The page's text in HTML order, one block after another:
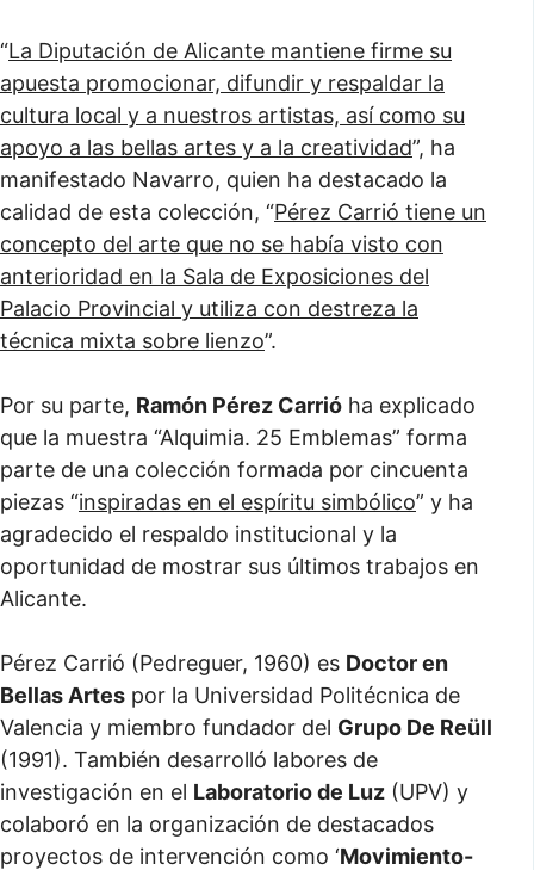
“La Diputación de Alicante mantiene firme su
apuesta promocionar, difundir y respaldar la
cultura local y a nuestros artistas, así como su
apoyo a las bellas artes y a la creatividad”, ha
manifestado Navarro, quien ha destacado la
calidad de esta colección, “Pérez Carrió tiene un
concepto del arte que no se había visto con
anterioridad en la Sala de Exposiciones del
Palacio Provincial y utiliza con destreza la
técnica mixta sobre lienzo”.
Por su parte, Ramón Pérez Carrió ha explicado
que la muestra “Alquimia. 25 Emblemas” forma
parte de una colección formada por cincuenta
piezas “inspiradas en el espíritu simbólico” y ha
agradecido el respaldo institucional y la
oportunidad de mostrar sus últimos trabajos en
Alicante.
Pérez Carrió (Pedreguer, 1960) es Doctor en
Bellas Artes por la Universidad Politécnica de
Valencia y miembro fundador del Grupo De Reüll
(1991). También desarrolló labores de
investigación en el Laboratorio de Luz (UPV) y
colaboró en la organización de destacados
proyectos de intervención como ‘Movimiento-